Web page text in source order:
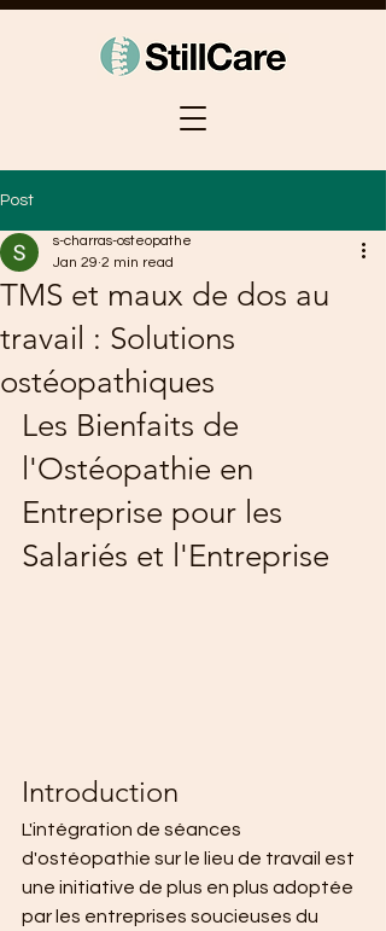
Post
TMS et maux de dos au
travail : Solutions
ostéopathiques
s-charras-osteopathe
Jan 29 2 min read
Les Bienfaits de
l'Ostéopathie en
Entreprise pour les
Salariés et l'Entreprise
Introduction
L'intégration de séances
d'ostéopathie sur le lieu de travail est
une initiative de plus en plus adoptée
par les entreprises soucieuses du